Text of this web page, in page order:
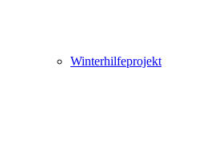
Winterhilfeprojekt